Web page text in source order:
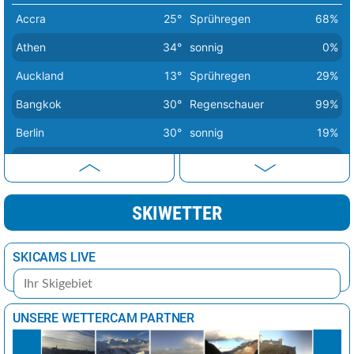
Valletta 29° sonnig 0%
Vatikan Stadt 37° Sprühregen 6%
Vilnius 24° wolkig 48%
Warschau 29° wolkig 33%
Wien 21° leicht bewölkt 14%
Zagreb 34° sonnig 5%
Accra 25° Sprühregen 68%
Athen 34° sonnig 0%
Auckland 13° Sprühregen 29%
Bangkok 30° Regenschauer 99%
Berlin 30° sonnig 19%
Regenschauer
8° Regenschauer
Delhi 32° Sprühregen 42%
Dubai 1%
Havanna 32° Sprühregen 16%
Istanbul 29° sonnig 11%
SKIWETTER
SKICAMS LIVE
UNSERE WETTERCAM PARTNER